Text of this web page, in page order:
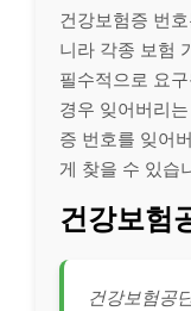
건강보험증 번
니라 각종 보험
필수적으로 요
경우 잊어버리
증 번호를 잊어
게 찾을 수 있습
건강보험
건강보험공